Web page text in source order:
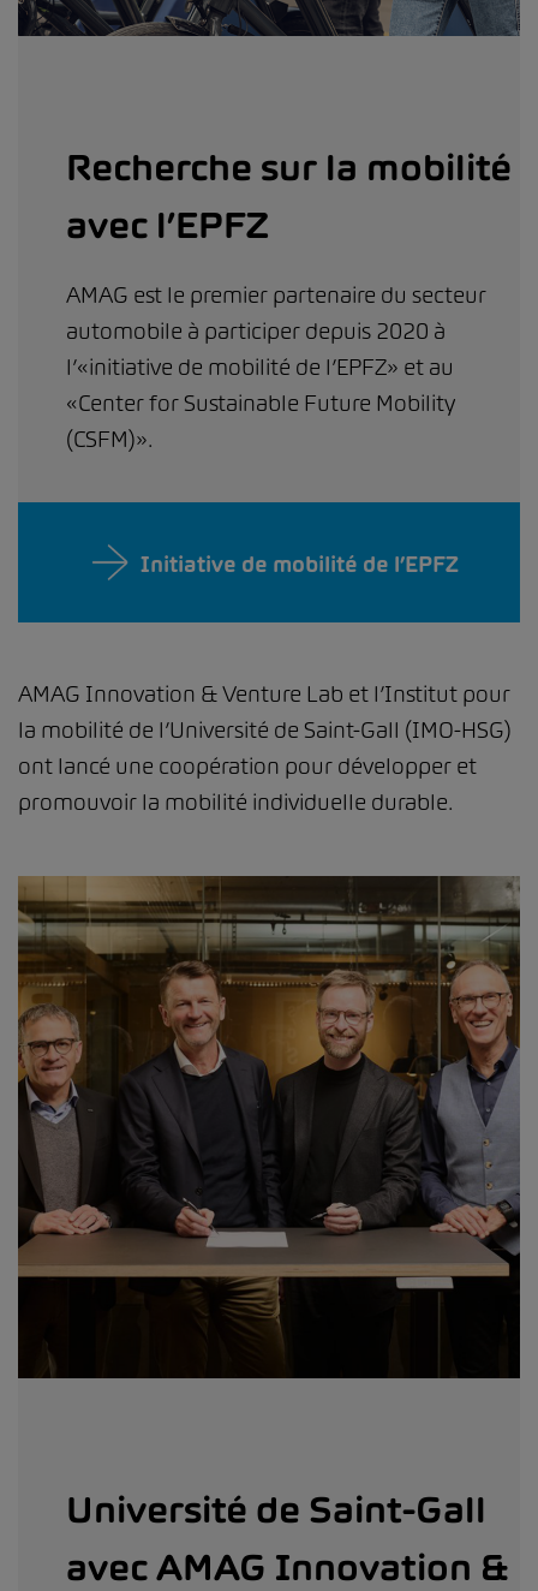
Recherche sur la mobilité
avec l’EPFZ
AMAG est le premier partenaire du secteur
automobile à participer depuis 2020 à
l’«initiative de mobilité de l’EPFZ» et au
«Center for Sustainable Future Mobility
(CSFM)».
Initiative de mobilité de l’EPFZ
AMAG Innovation & Venture Lab et l’Institut pour
la mobilité de l’Université de Saint-Gall (IMO-HSG)
ont lancé une coopération pour développer et
promouvoir la mobilité individuelle durable.
Université de Saint-Gall
avec AMAG Innovation &